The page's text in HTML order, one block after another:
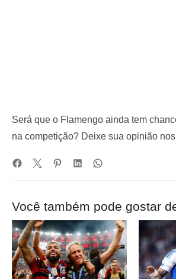
Será que o Flamengo ainda tem
na competição? Deixe sua opinião
Você também pode gostar